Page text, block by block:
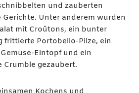
und zauberten
Gerichte. Unter anderem wurden
mit Croûtons, ein bunter
frittierte Portobello-Pilze, ein
Eintopf und ein
Crumble gezaubert.